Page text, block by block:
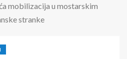
mobilizacija u mostarskim
stranke